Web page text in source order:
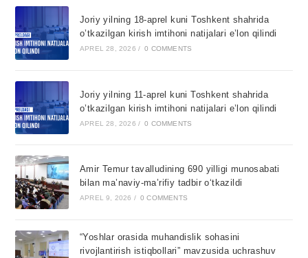
Joriy yilning 18-aprel kuni Toshkent shahrida
o’tkazilgan kirish imtihoni natijalari e’lon qilindi
APREL 28, 2026 / 0 COMMENTS
Joriy yilning 11-aprel kuni Toshkent shahrida
o’tkazilgan kirish imtihoni natijalari e’lon qilindi
APREL 28, 2026 / 0 COMMENTS
Amir Temur tavalludining 690 yilligi munosabati
bilan ma’naviy-ma’rifiy tadbir o‘tkazildi
APREL 9, 2026 / 0 COMMENTS
“Yoshlar orasida muhandislik sohasini
rivojlantirish istiqbollari” mavzusida uchrashuv